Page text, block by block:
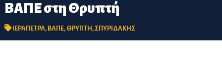
ΒΑΠΕ στη Θρυπτή
ΙΕΡΑΠΕΤΡΑ, ΒΑΠΕ, ΘΡΥΠΤΗ, ΣΠΥΡΙΔΑΚΗΣ